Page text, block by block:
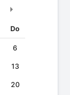
Do
6
13
20